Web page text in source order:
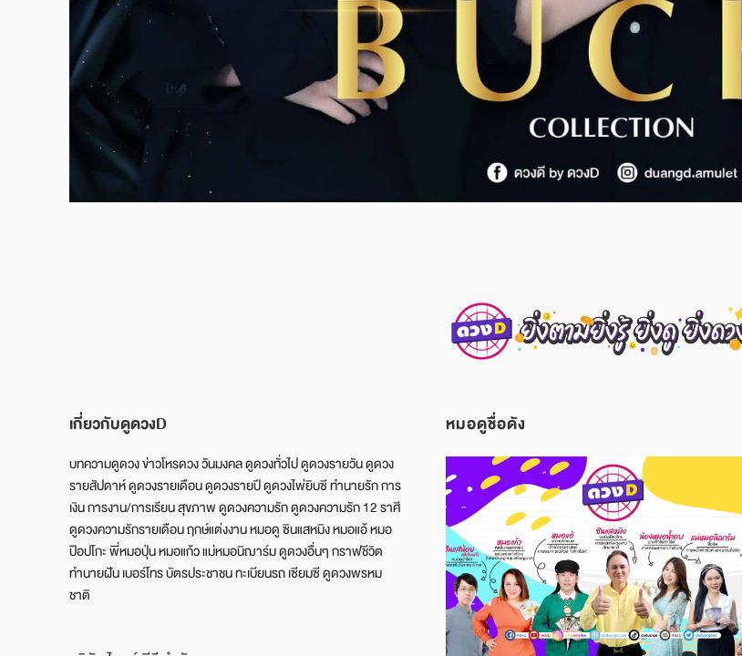
เกี่ยวกับดูดวงD
บทความดูดวง ข่าวโหรดวง วันมงคล ดูดวงทั่วไป ดูดวงรายวัน ดูดวง
รายสัปดาห์ ดูดวงรายเดือน ดูดวงรายปี ดูดวงไพ่ยิบซี ทำนายรัก การ
เงิน การงาน/การเรียน สุขภาพ ดูดวงความรัก ดูดวงความรัก 12 ราศี
ดูดวงความรักรายเดือน ฤกษ์แต่งงาน หมอดู ซินแสหมิง หมอแอ้ หมอ
ป๊อปโกะ พี่หมอปุ่น หมอแก้ว แม่หมอนิฌาร์ม ดูดวงอื่นๆ กราฟชีวิต
ทำนายฝัน เบอร์โทร บัตรประชาชน ทะเบียนรถ เซียมซี ดูดวงพรหม
ชาติ
หมอดูชื่อดัง